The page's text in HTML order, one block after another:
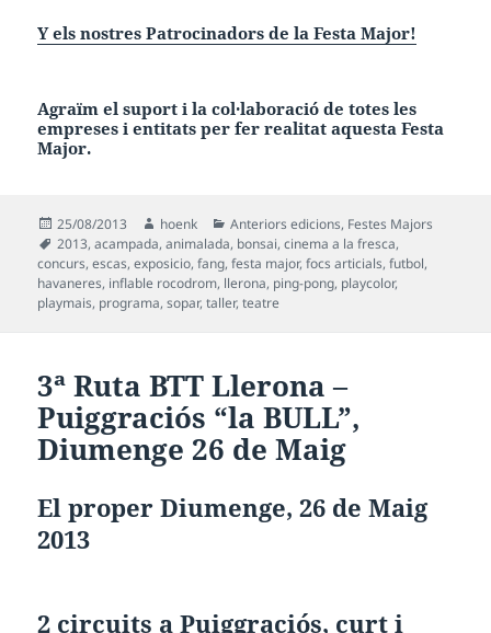
Y els nostres Patrocinadors de la Festa Major!
Agraïm el suport i la col·laboració de totes les
empreses i entitats per fer realitat aquesta Festa
Major.
Publicat
el
25/08/2013 Autor
hoenk Categories
Anteriors edicions, Festes Majors
Etiquetes
2013,acampada,animalada, bonsai,cinema a la fresca,
concurs,escas,exposicio,fang,festa major,focs articials,futbol,
havaneres, inflable rocodrom, llerona, ping-pong, playcolor,
playmais, programa,sopar,taller,teatre
3ª Ruta BTT Llerona –
Puiggraciós “la BULL”,
Diumenge 26 de Maig
El proper Diumenge, 26 de Maig
2013
2 circuits a Puiggraciós, curt i